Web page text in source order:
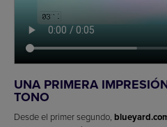
UNA PRIMERA
TONO
Desde el primer segundo,